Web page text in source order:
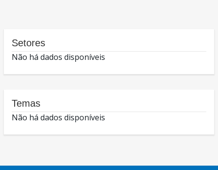
Setores
Não há dados disponíveis
Temas
Não há dados disponíveis